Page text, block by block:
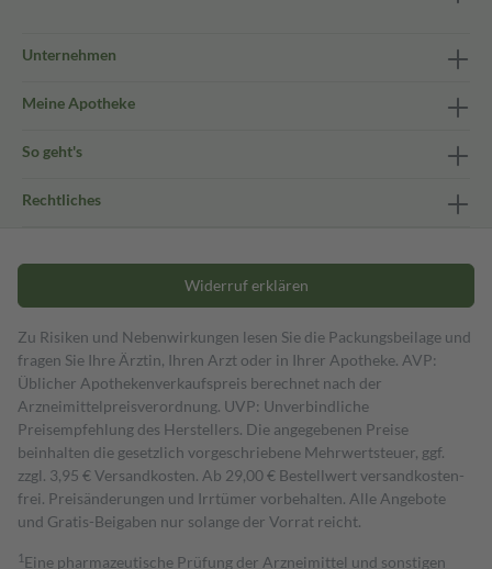
Unternehmen
Meine Apotheke
So geht's
Rechtliches
Widerruf erklären
Zu Risiken und Nebenwirkungen lesen Sie die Packungsbeilage und
fragen Sie Ihre Ärztin, Ihren Arzt oder in Ihrer Apotheke. AVP:
Üblicher Apothekenverkaufspreis berechnet nach der
Arzneimittelpreisverordnung. UVP: Unverbindliche
Preisempfehlung des Herstellers. Die angegebenen Preise
beinhalten die gesetzlich vorgeschriebene Mehrwertsteuer, ggf.
zzgl. 3,95 € Versandkosten. Ab 29,00 € Bestell­wert versand­kosten­
frei. Preisänderungen und Irrtümer vorbehalten. Alle Angebote
und Gratis-Beigaben nur solange der Vorrat reicht.
1 Eine pharmazeutische Prüfung der Arzneimittel und sonstigen